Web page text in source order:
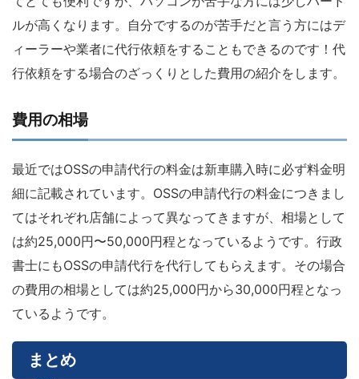
ルが高くなります。自分でするのが苦手だと言う方にはデ
ィーラーや業者に代行依頼をすることもできるのです！代
行依頼をする場合のざっくりとした費用の紹介をします。
費用の相場
最近ではOSSの申請代行の料金は新車購入時に必ず料金明
細に記載されています。OSSの申請代行の料金につきまし
てはそれぞれ店舗によって異なってきますが、相場として
は約25,000円〜50,000円程となっているようです。行政
書士にもOSSの申請代行を代行してもらえます。その場合
の費用の相場としては約25,000円から30,000円程となっ
ているようです。
まとめ